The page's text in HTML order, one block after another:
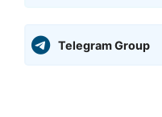
Telegram Group